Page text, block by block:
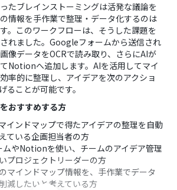
たブレインストーミングは活発な議論を
情報を手作業で整理・データ化するのは
。このワークフローは、そうした課題を
れました。Googleフォームから送信され
像データをOCRで読み取り、さらにAIが
Notionへ追加します。AIを活用してマイ
率的に整理し、アイデアを次のアクショ
ることが可能です。
おすすめする方
インドマップで得たアイデアの整理を自動
ている企画担当者の方
やNotionを使い、チームのアイデア管理
プロジェクトリーダーの方
マインドマップ情報を、手作業でデータ
減したいと考えている方